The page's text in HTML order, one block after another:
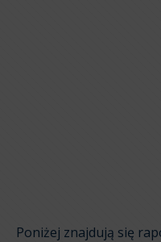
Poniżej znajdują się